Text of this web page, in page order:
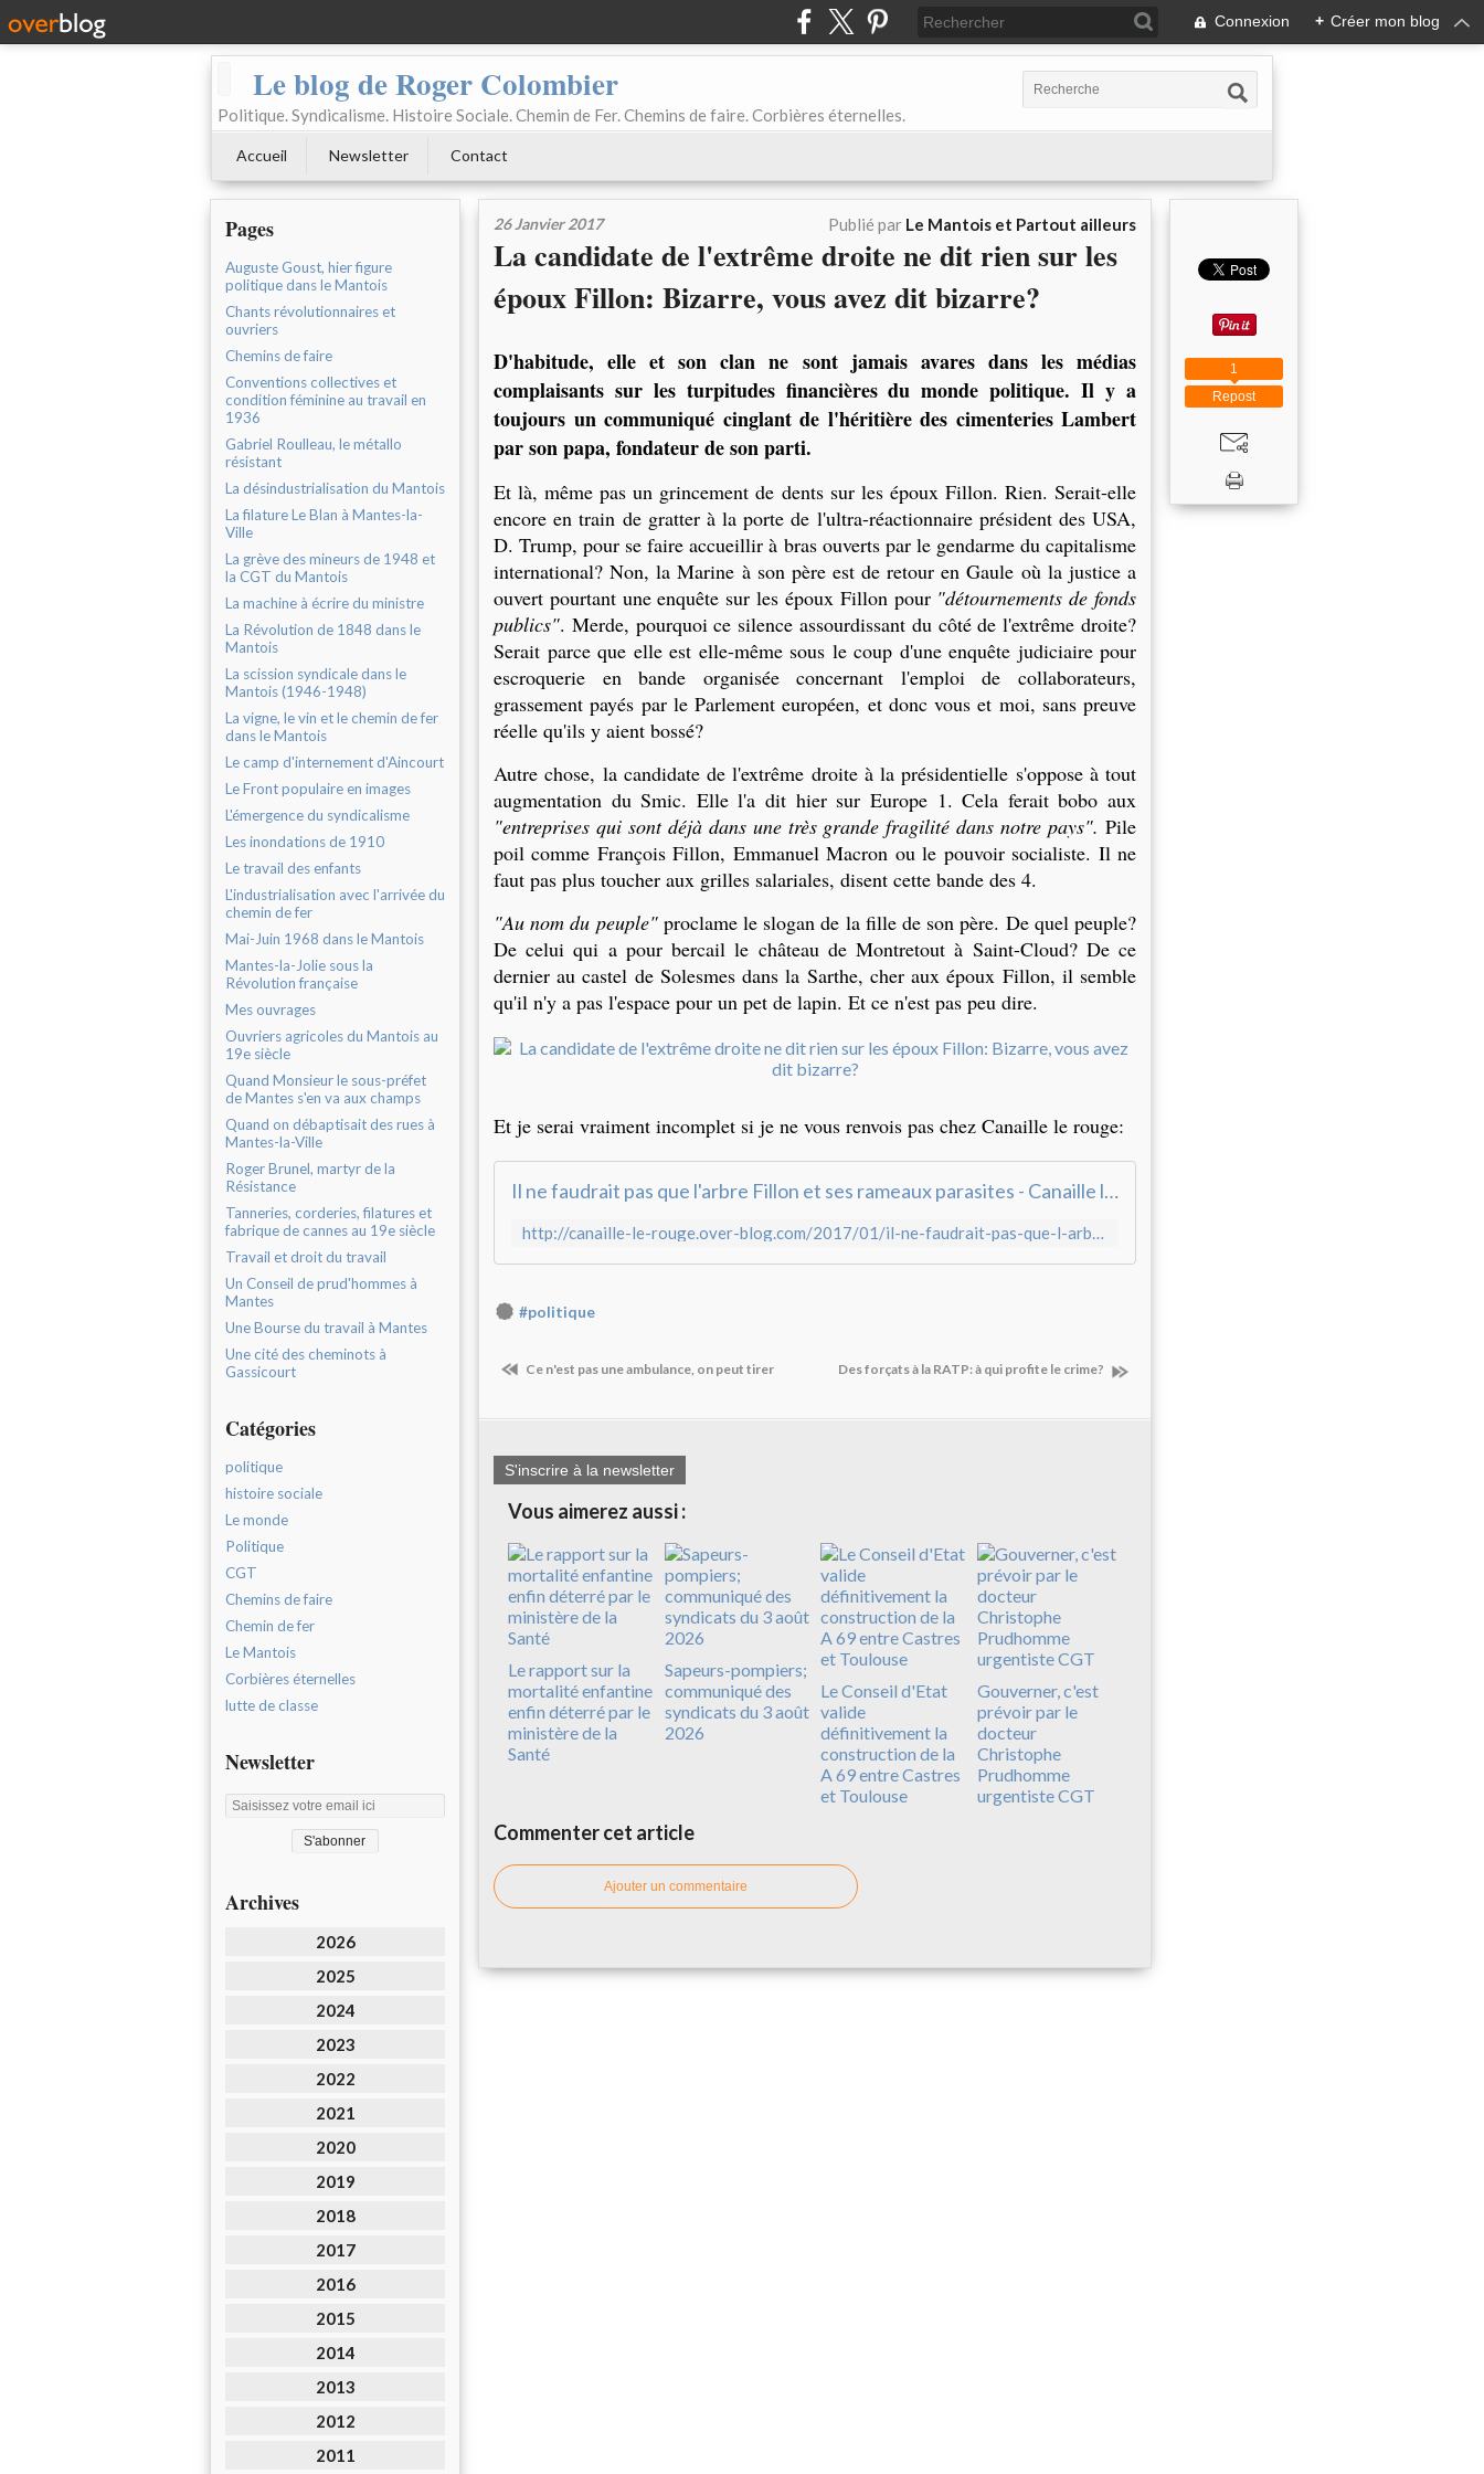
Connexion + Créer mon blog
Le blog de Roger Colombier
Politique. Syndicalisme. Histoire Sociale. Chemin de Fer. Chemins de faire. Corbières éternelles.
Accueil Newsletter Contact
Pages
Auguste Goust, hier figure
politique dans le Mantois
Chants révolutionnaires et
ouvriers
Chemins de faire
Conventions collectives et
condition féminine au travail en
1936
Gabriel Roulleau, le métallo
résistant
La désindustrialisation du Mantois
La filature Le Blan à Mantes-la-
Ville
La grève des mineurs de 1948 et
la CGT du Mantois
La machine à écrire du ministre
La Révolution de 1848 dans le
Mantois
La scission syndicale dans le
Mantois (1946-1948)
La vigne, le vin et le chemin de fer
dans le Mantois
Le camp d'internement d'Aincourt
Le Front populaire en images
L'émergence du syndicalisme
Les inondations de 1910
Le travail des enfants
L'industrialisation avec l'arrivée du
chemin de fer
Mai-Juin 1968 dans le Mantois
Mantes-la-Jolie sous la
Révolution française
Mes ouvrages
Ouvriers agricoles du Mantois au
19e siècle
Quand Monsieur le sous-préfet
de Mantes s'en va aux champs
Quand on débaptisait des rues à
Mantes-la-Ville
Roger Brunel, martyr de la
Résistance
Tanneries, corderies, filatures et
fabrique de cannes au 19e siècle
Travail et droit du travail
Un Conseil de prud'hommes à
Mantes
Une Bourse du travail à Mantes
Une cité des cheminots à
Gassicourt
Catégories
politique
histoire sociale
Le monde
Politique
CGT
Chemins de faire
Chemin de fer
Le Mantois
Corbières éternelles
lutte de classe
Newsletter
Archives
2026
2025
2024
2023
2022
2021
2020
2019
2018
2017
2016
2015
2014
2013
2012
2011
26 Janvier 2017 Publié par Le Mantois et Partout ailleurs
La candidate de l'extrême droite ne dit rien sur les
époux Fillon: Bizarre, vous avez dit bizarre?
D'habitude, elle et son clan ne sont jamais avares dans les médias
complaisants sur les turpitudes financières du monde politique. Il y a
toujours un communiqué cinglant de l'héritière des cimenteries Lambert
par son papa, fondateur de son parti.
Et là, même pas un grincement de dents sur les époux Fillon. Rien. Serait-elle
encore en train de gratter à la porte de l'ultra-réactionnaire président des USA,
D. Trump, pour se faire accueillir à bras ouverts par le gendarme du capitalisme
international? Non, la Marine à son père est de retour en Gaule où la justice a
ouvert pourtant une enquête sur les époux Fillon pour "détournements de fonds
publics". Merde, pourquoi ce silence assourdissant du côté de l'extrême droite?
Serait parce que elle est elle-même sous le coup d'une enquête judiciaire pour
escroquerie en bande organisée concernant l'emploi de collaborateurs,
grassement payés par le Parlement européen, et donc vous et moi, sans preuve
réelle qu'ils y aient bossé?
Autre chose, la candidate de l'extrême droite à la présidentielle s'oppose à tout
augmentation du Smic. Elle l'a dit hier sur Europe 1. Cela ferait bobo aux
"entreprises qui sont déjà dans une très grande fragilité dans notre pays". Pile
poil comme François Fillon, Emmanuel Macron ou le pouvoir socialiste. Il ne
faut pas plus toucher aux grilles salariales, disent cette bande des 4.
"Au nom du peuple"proclame le slogan de la fille de son père. De quel peuple?
De celui qui a pour bercail le château de Montretout à Saint-Cloud? De ce
dernier au castel de Solesmes dans la Sarthe, cher aux époux Fillon, il semble
qu'il n'y a pas l'espace pour un pet de lapin. Et ce n'est pas peu dire.
Et je serai vraiment incomplet si je ne vous renvois pas chez Canaille le rouge:
Il ne faudrait pas que l'arbre Fillon et ses rameaux parasites - Canaille le Rouge, le c@rnet, ses p@ges.
http://canaille-le-rouge.over-blog.com/2017/01/il-ne-faudrait-pas-que-l-arbre-fillon-et-ses-rameaux-parasites.html?utm_source=_ob_email&utm_medium=_ob_notification&utm_campaign=_ob_pushmail
#politique
Ce n'est pas une ambulance, on peut tirer Des forçats à la RATP: à qui profite le crime?
S'inscrire à la newsletter
Vous aimerez aussi :
Le rapport sur la
mortalité enfantine
enfin déterré par le
ministère de la
Santé
Sapeurs-pompiers;
communiqué des
syndicats du 3 août
2026
Le Conseil d'Etat
valide
définitivement la
construction de la
A 69 entre Castres
et Toulouse
Gouverner, c'est
prévoir par le
docteur
Christophe
Prudhomme
urgentiste CGT
Commenter cet article
Ajouter un commentaire
Repost
1